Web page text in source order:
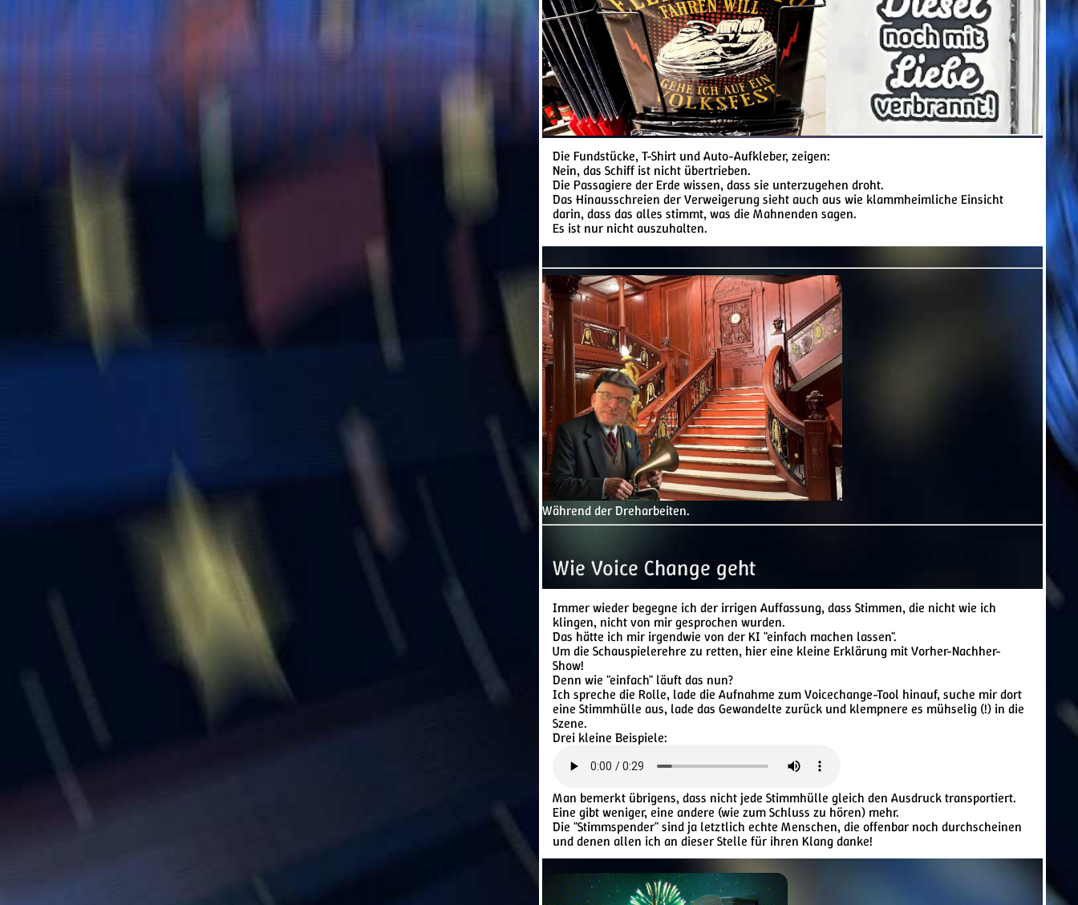
Die Fundstücke, T-Shirt und Auto-Aufkleber, zeigen:
Nein, das Schiff ist nicht übertrieben.
Die Passagiere der Erde wissen, dass sie unterzugehen droht.
Das Hinausschreien der Verweigerung sieht auch aus wie klammheimliche Einsicht
darin, dass das alles stimmt, was die Mahnenden sagen.
Es ist nur nicht auszuhalten.
Während der Dreharbeiten.
Wie Voice Change geht
Immer wieder begegne ich der irrigen Auffassung, dass Stimmen, die nicht wie ich
klingen, nicht von mir gesprochen wurden.
Das hätte ich mir irgendwie von der KI "einfach machen lassen".
Um die Schauspielerehre zu retten, hier eine kleine Erklärung mit Vorher-Nachher-
Show!
Denn wie "einfach" läuft das nun?
Ich spreche die Rolle, lade die Aufnahme zum Voicechange-Tool hinauf, suche mir dort
eine Stimmhülle aus, lade das Gewandelte zurück und klempnere es mühselig (!) in die
Szene.
Drei kleine Beispiele:
Man bemerkt übrigens, dass nicht jede Stimmhülle gleich den Ausdruck transportiert.
Eine gibt weniger, eine andere (wie zum Schluss zu hören) mehr.
Die "Stimmspender" sind ja letztlich echte Menschen, die offenbar noch durchscheinen
und denen allen ich an dieser Stelle für ihren Klang danke!